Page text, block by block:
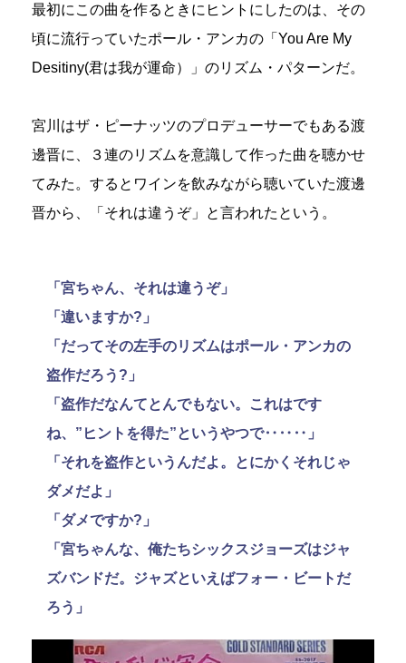
最初にこの曲を作るときにヒントにしたのは、その
頃に流行っていたポール・アンカの「You Are My
Desitiny(君は我が運命）」のリズム・パターンだ。
宮川はザ・ピーナッツのプロデューサーでもある渡
邊晋に、３連のリズムを意識して作った曲を聴かせ
てみた。するとワインを飲みながら聴いていた渡邊
晋から、「それは違うぞ」と言われたという。
「宮ちゃん、それは違うぞ」
「違いますか?」
「だってその左手のリズムはポール・アンカの
盗作だろう?」
「盗作だなんてとんでもない。これはです
ね、”ヒントを得た”というやつで‥‥‥」
「それを盗作というんだよ。とにかくそれじゃ
ダメだよ」
「ダメですか?」
「宮ちゃんな、俺たちシックスジョーズはジャ
ズバンドだ。ジャズといえばフォー・ビートだ
ろう」